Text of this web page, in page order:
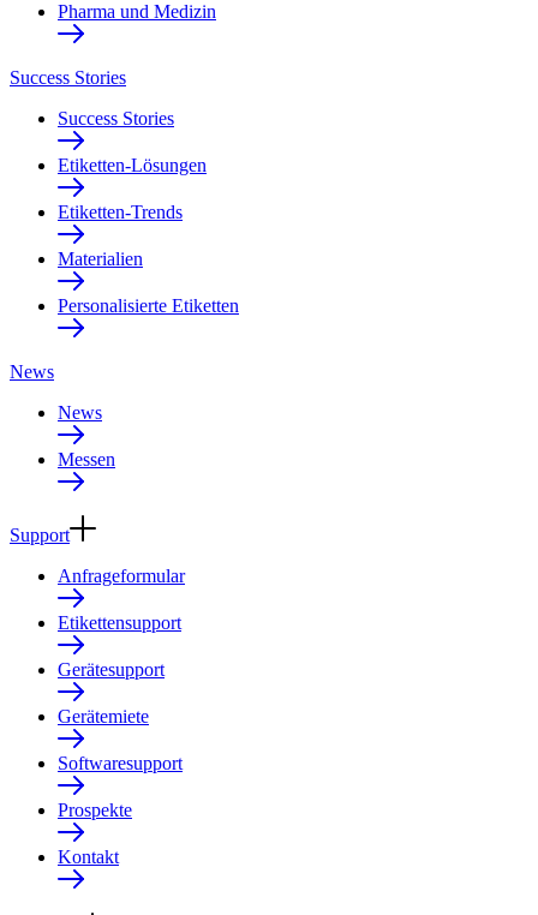
Pharma und Medizin
Success Stories
Success Stories
Etiketten-Lösungen
Etiketten-Trends
Materialien
Personalisierte Etiketten
News
News
Messen
Support
Anfrageformular
Etikettensupport
Gerätesupport
Gerätemiete
Softwaresupport
Prospekte
Kontakt